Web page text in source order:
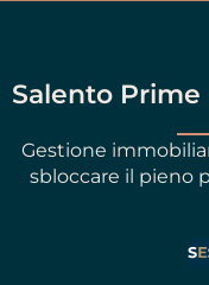
Salento Prime
Gestione
sbloccare il pieno